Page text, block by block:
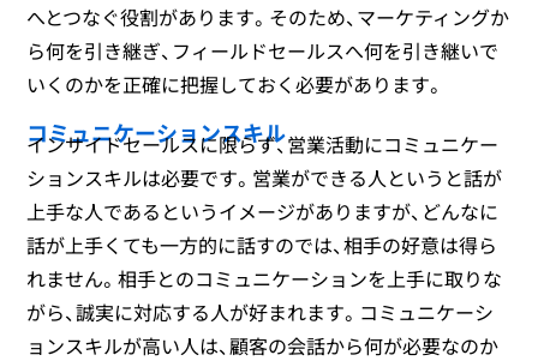
へとつなぐ役割があります。そのため、マーケティングか
ら何を引き継ぎ、フィールドセールスへ何を引き継いで
いくのかを正確に把握しておく必要があります。
コミュニケーションスキル
インサイドセールスに限らず、営業活動にコミュニケー
ションスキルは必要です。営業ができる人というと話が
上手な人であるというイメージがありますが、どんなに
話が上手くても一方的に話すのでは、相手の好意は得ら
れません。相手とのコミュニケーションを上手に取りな
がら、誠実に対応する人が好まれます。コミュニケーシ
ョンスキルが高い人は、顧客の会話から何が必要なのか